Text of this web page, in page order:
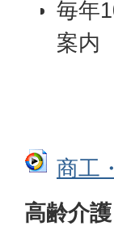
毎年
案内
商工
高齢介護